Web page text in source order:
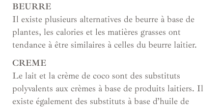
BEURRE
Il existe plusieurs alternatives de beurre à base de
plantes, les calories et les matières grasses ont
tendance à être similaires à celles du beurre laitier.
CREME
Le lait et la crème de coco sont des substituts
polyvalents aux crèmes à base de produits laitiers. Il
existe également des substituts à base d’huile de